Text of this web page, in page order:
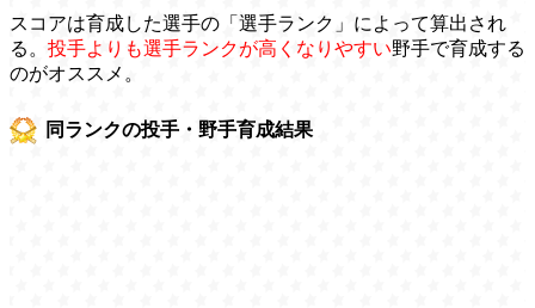
スコアは育成した選手の「選手ランク」によって算出され
る。 投手よりも選手ランクが高くなりやすい野手で育成する
のがオススメ。
同ランクの投手・野手育成結果